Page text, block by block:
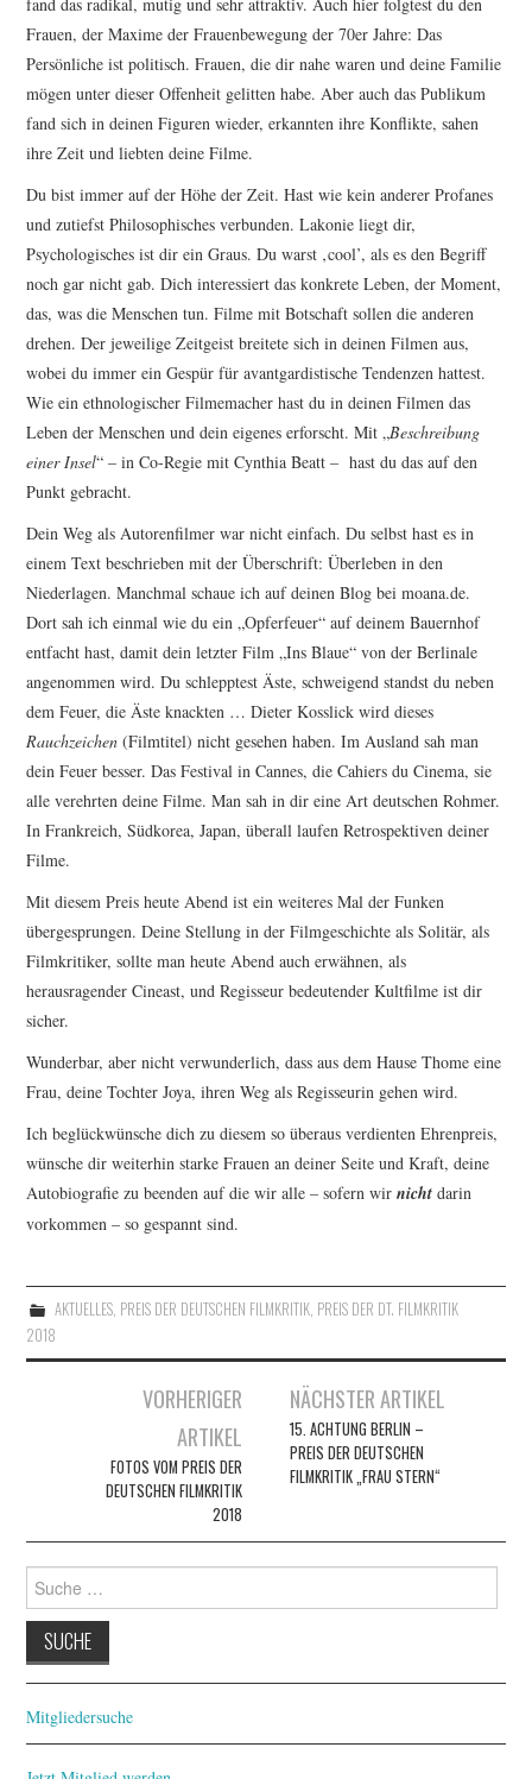
Frauen, der Maxime der Frauenbewegung der 70er Jahre: Das
Persönliche ist politisch. Frauen, die dir nahe waren und deine Familie
mögen unter dieser Offenheit gelitten habe. Aber auch das Publikum
fand sich in deinen Figuren wieder, erkannten ihre Konflikte, sahen
ihre Zeit und liebten deine Filme.
Du bist immer auf der Höhe der Zeit. Hast wie kein anderer Profanes
und zutiefst Philosophisches verbunden. Lakonie liegt dir,
Psychologisches ist dir ein Graus. Du warst ‚cool’, als es den Begriff
noch gar nicht gab. Dich interessiert das konkrete Leben, der Moment,
das, was die Menschen tun. Filme mit Botschaft sollen die anderen
drehen. Der jeweilige Zeitgeist breitete sich in deinen Filmen aus,
wobei du immer ein Gespür für avantgardistische Tendenzen hattest.
Wie ein ethnologischer Filmemacher hast du in deinen Filmen das
Leben der Menschen und dein eigenes erforscht. Mit „Beschreibung
einer Insel“ – in Co-Regie mit Cynthia Beatt – hast du das auf den
Punkt gebracht.
Dein Weg als Autorenfilmer war nicht einfach. Du selbst hast es in
einem Text beschrieben mit der Überschrift: Überleben in den
Niederlagen. Manchmal schaue ich auf deinen Blog bei moana.de.
Dort sah ich einmal wie du ein „Opferfeuer“ auf deinem Bauernhof
entfacht hast, damit dein letzter Film „Ins Blaue“ von der Berlinale
angenommen wird. Du schlepptest Äste, schweigend standst du neben
dem Feuer, die Äste knackten … Dieter Kosslick wird dieses
Rauchzeichen (Filmtitel) nicht gesehen haben. Im Ausland sah man
dein Feuer besser. Das Festival in Cannes, die Cahiers du Cinema, sie
alle verehrten deine Filme. Man sah in dir eine Art deutschen Rohmer.
In Frankreich, Südkorea, Japan, überall laufen Retrospektiven deiner
Filme.
Mit diesem Preis heute Abend ist ein weiteres Mal der Funken
übergesprungen. Deine Stellung in der Filmgeschichte als Solitär, als
Filmkritiker, sollte man heute Abend auch erwähnen, als
herausragender Cineast, und Regisseur bedeutender Kultfilme ist dir
sicher.
Wunderbar, aber nicht verwunderlich, dass aus dem Hause Thome eine
Frau, deine Tochter Joya, ihren Weg als Regisseurin gehen wird.
Ich beglückwünsche dich zu diesem so überaus verdienten Ehrenpreis,
wünsche dir weiterhin starke Frauen an deiner Seite und Kraft, deine
Autobiografie zu beenden auf die wir alle – sofern wirnichtdarin
vorkommen – so gespannt sind.
AKTUELLES, PREIS DER DEUTSCHEN FILMKRITIK, PREIS DER DT. FILMKRITIK
2018
VORHERIGER
ARTIKEL
FOTOS VOM PREIS DER
DEUTSCHEN FILMKRITIK
2018
NÄCHSTER ARTIKEL
15. ACHTUNG BERLIN –
PREIS DER DEUTSCHEN
FILMKRITIK „FRAU STERN“
nach:
Mitgliedersuche